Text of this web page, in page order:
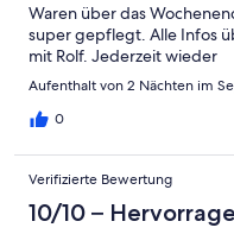
Waren über das
super gepflegt. Alle Infos
mit Rolf. Jederzeit wieder
Aufenthalt von 2 Nächten im
0
Verifizierte Bewertung
10/10 –